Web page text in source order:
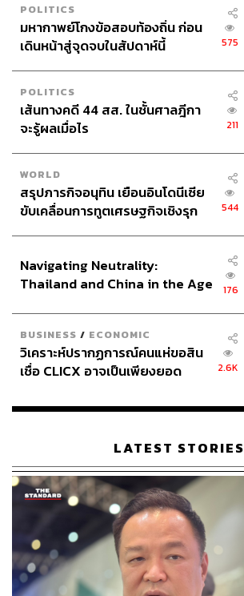
POLITICS
มหากาพย์โกงข้อสอบท้องถิ่น ก่อน
เดินหน้าสู่จุดจบในสัปดาห์นี้
575
POLITICS
เส้นทางคดี 44 สส. ในชั้นศาลฎีกา
จะรู้ผลเมื่อไร
211
WORLD
สรุปภารกิจอนุทิน เยือนอินโดนีเซีย
ขับเคลื่อนการทูตเศรษฐกิจเชิงรุก
544
Navigating Neutrality:
Thailand and China in the Age
176
BUSINESS / ECONOMIC
วิเคราะห์ปรากฏการณ์คนแห่ขอสิน
เชื่อ CLICX อาจเป็นเพียงยอด
เรือนไทยที่ถูกซุกไว้
2.6K
LATEST STORIES